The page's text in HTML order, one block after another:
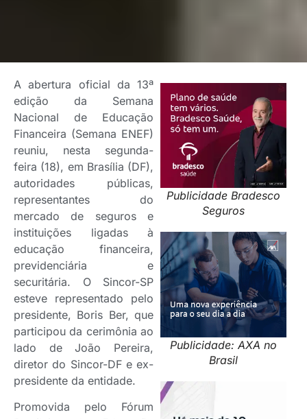
Publicidade Bradesco
Seguros
Publicidade: AXA no
Brasil
A abertura oficial da 13ª
edição da Semana
Nacional de Educação
Financeira (Semana ENEF)
reuniu, nesta segunda-
feira (18), em Brasília (DF),
autoridades públicas,
representantes do
mercado de seguros e
instituições ligadas à
educação financeira,
previdenciária e
securitária. O Sincor-SP
esteve representado pelo
presidente, Boris Ber, que
participou da cerimônia ao
lado de João Pereira,
diretor do Sincor-DF e ex-
presidente da entidade.
Promovida pelo Fórum